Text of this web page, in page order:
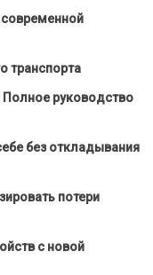
современной
транспорта
руководство
без откладывания
потери
с новой